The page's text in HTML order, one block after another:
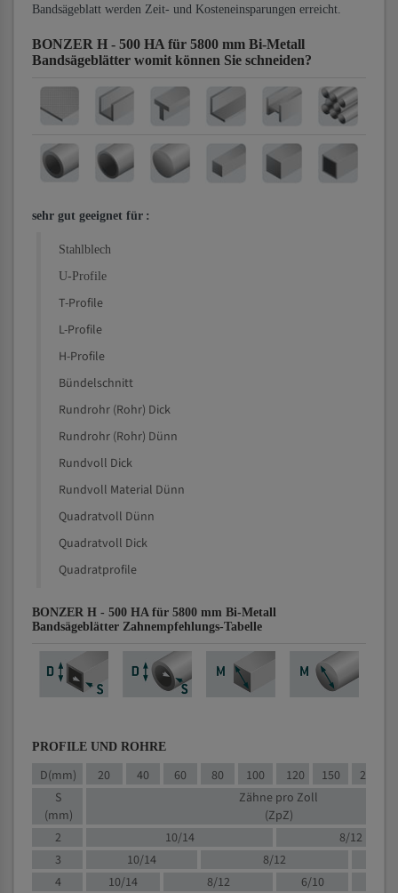
Bandsägeblatt werden Zeit- und Kosteneinsparungen erreicht.
BONZER H - 500 HA für 5800 mm Bi-Metall
Bandsägeblätter womit können Sie schneiden?
sehr gut geeignet für :
Stahlblech
U-Profile
T-Profile
L-Profile
H-Profile
Bündelschnitt
Rundrohr (Rohr) Dick
Rundrohr (Rohr) Dünn
Rundvoll Dick
Rundvoll Material Dünn
Quadratvoll Dünn
Quadratvoll Dick
Quadratprofile
BONZER H - 500 HA für 5800 mm Bi-Metall
Bandsägeblätter Zahnempfehlungs-Tabelle
PROFILE UND ROHRE
D(mm) 20 40 60 80 100 120 150 200
S
(mm)
Zähne pro Zoll
(ZpZ)
2
10/14
8/12
3
10/14 8/12
4
10/14 8/12 6/10